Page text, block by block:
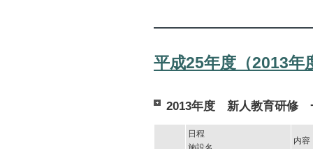
平成25年度（2013
2013年度 新人教育研修
日程
内容